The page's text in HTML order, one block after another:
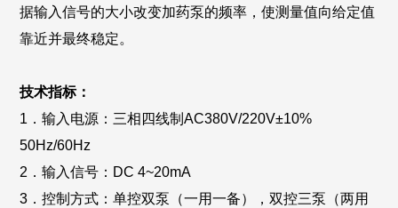
据输入信号的大小改变加药泵的频率，使测量值向给定值
靠近并最终稳定。
技术指标：
1．输入电源：三相四线制AC380V/220V±10%
50Hz/60Hz
2．输入信号：DC 4~20mA
3．控制方式：单控双泵（一用一备），双控三泵（两用